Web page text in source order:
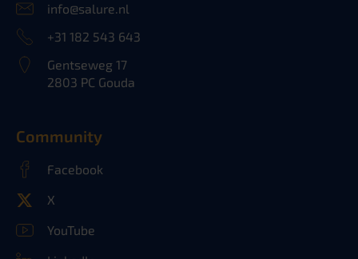
info@salure.nl
+31 182 543 643
Gentseweg 17
2803 PC Gouda
Community
Facebook
X
YouTube